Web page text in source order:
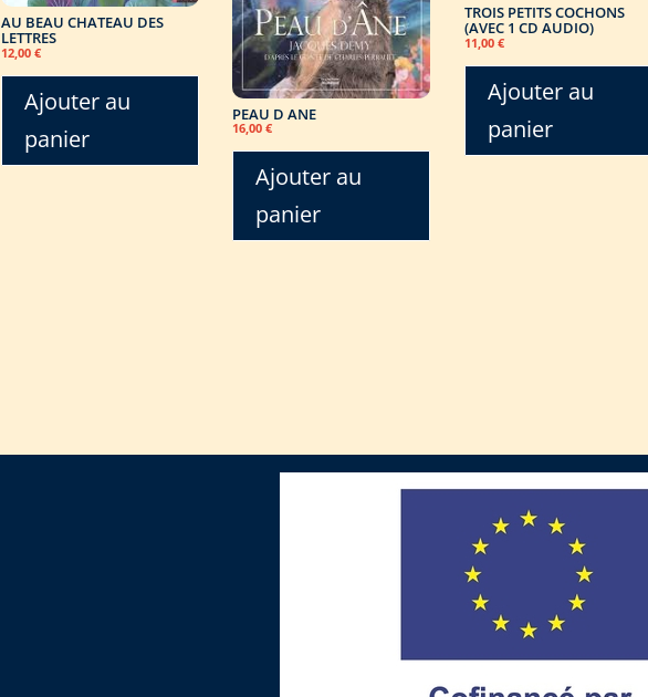
AU BEAU CHATEAU DES
LETTRES
12,00€
Ajouter au
panier
PEAU D ANE
16,00€
Ajouter au
panier
TROIS PETITS COCHONS
(AVEC 1 CD AUDIO)
11,00 €
Ajouter au
panier